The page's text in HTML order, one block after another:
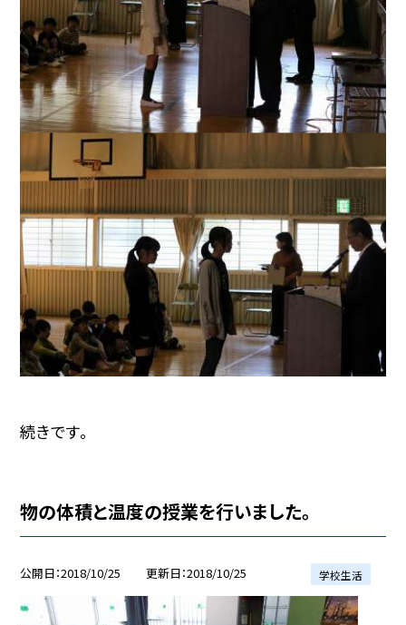
続きです。
物の体積と温度の授業を行いました。
公開日 2018/10/25 更新日 2018/10/25 学校生活